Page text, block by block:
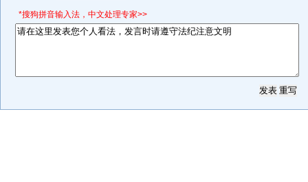
*搜狗拼音输入法，中文处理专家>>